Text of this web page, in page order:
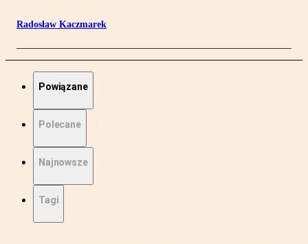
Radosław Kaczmarek
Powiązane
Polecane
Najnowsze
Tagi